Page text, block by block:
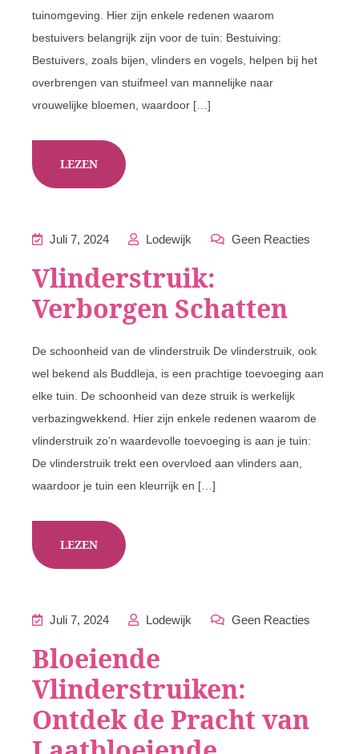
tuinomgeving. Hier zijn enkele redenen waarom
bestuivers belangrijk zijn voor de tuin: Bestuiving:
Bestuivers, zoals bijen, vlinders en vogels, helpen bij het
overbrengen van stuifmeel van mannelijke naar
vrouwelijke bloemen, waardoor […]
LEZEN
Juli 7, 2024 Lodewijk Geen Reacties
Vlinderstruik:
Verborgen Schatten
De schoonheid van de vlinderstruik De vlinderstruik, ook
wel bekend als Buddleja, is een prachtige toevoeging aan
elke tuin. De schoonheid van deze struik is werkelijk
verbazingwekkend. Hier zijn enkele redenen waarom de
vlinderstruik zo’n waardevolle toevoeging is aan je tuin:
De vlinderstruik trekt een overvloed aan vlinders aan,
waardoor je tuin een kleurrijk en […]
LEZEN
Juli 7, 2024 Lodewijk Geen Reacties
Bloeiende
Vlinderstruiken:
Ontdek de Pracht van